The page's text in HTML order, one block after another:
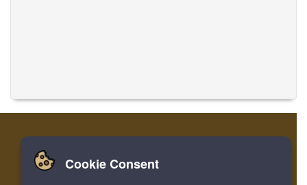
家 ログイン 登録
Cookie Consent